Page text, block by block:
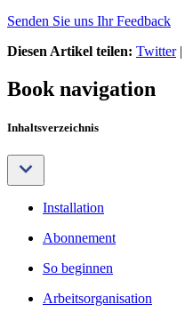
Senden Sie uns Ihr Feedback
Diesen Artikel teilen: Twitter|
Book navigation
Inhaltsverzeichnis
Installation
Abonnement
So beginnen
Arbeitsorganisation